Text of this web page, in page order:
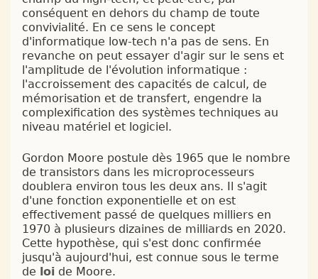
conséquent en dehors du champ de toute
convivialité. En ce sens le concept
d'informatique low-tech n'a pas de sens. En
revanche on peut essayer d'agir sur le sens et
l'amplitude de l'évolution informatique :
l'accroissement des capacités de calcul, de
mémorisation et de transfert, engendre la
complexification des systèmes techniques au
niveau matériel et logiciel.
Gordon Moore postule dès 1965 que le nombre
de transistors dans les microprocesseurs
doublera environ tous les deux ans. Il s'agit
d'une fonction exponentielle et on est
effectivement passé de quelques milliers en
1970 à plusieurs dizaines de milliards en 2020.
Cette hypothèse, qui s'est donc confirmée
jusqu'à aujourd'hui, est connue sous le terme
de loi de Moore.